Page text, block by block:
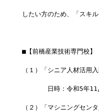
したい方のため、「スキ
■【前橋産業技術専門校】
（１）「シニア人材活
日時：令和5年11/2(
（２）「マシニングセ